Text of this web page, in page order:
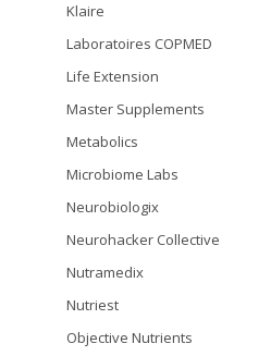
Klaire
Laboratoires COPMED
Life Extension
Master Supplements
Metabolics
Microbiome Labs
Neurobiologix
Neurohacker Collective
Nutramedix
Nutriest
Objective Nutrients